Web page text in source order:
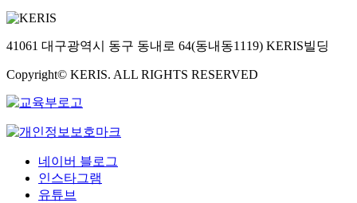
41061 대구광역시 동구 동내로 64(동내동1119) KERIS빌딩
Copyright© KERIS. ALL RIGHTS RESERVED
네이버 블로그
인스타그램
유튜브